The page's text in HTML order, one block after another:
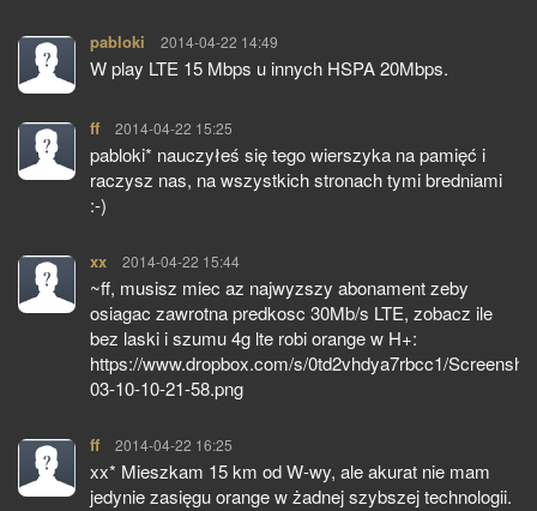
pabloki pisze:
2014-04-22 14:49
W play LTE 15 Mbps u innych HSPA 20Mbps.
ff pisze:
2014-04-22 15:25
pabloki* nauczyłeś się tego wierszyka na pamięć i
raczysz nas, na wszystkich stronach tymi bredniami
:-)
xx pisze:
2014-04-22 15:44
~ff, musisz miec az najwyzszy abonament zeby
osiagac zawrotna predkosc 30Mb/s LTE, zobacz ile
bez laski i szumu 4g lte robi orange w H+:
https://www.dropbox.com/s/0td2vhdya7rbcc1/
03-10-10-21-58.png
ff pisze:
2014-04-22 16:25
xx* Mieszkam 15 km od W-wy, ale akurat nie mam
jedynie zasięgu orange w żadnej szybszej technologii.